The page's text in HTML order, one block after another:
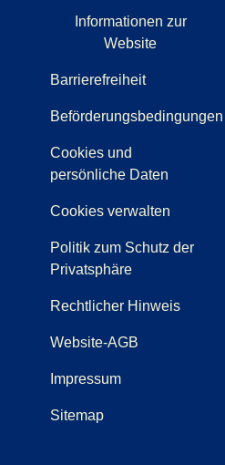
neuen Tab )
PDF)
Informationen zur
Website
Barrierefreiheit
Beförderungsbedingungen
Cookies und
persönliche Daten
Cookies verwalten
Politik zum Schutz der
Privatsphäre
Rechtlicher Hinweis
Website-AGB
Impressum
Sitemap